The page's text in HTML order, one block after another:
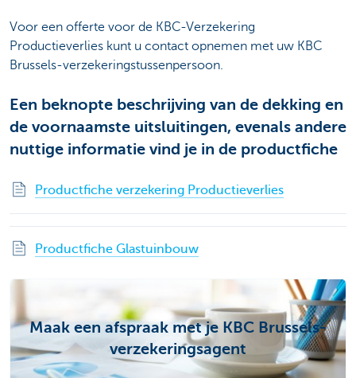
Voor een offerte voor de KBC-Verzekering
Productieverlies kunt u contact opnemen met uw KBC
Brussels-verzekeringstussenpersoon.
Een beknopte beschrijving van de dekking en
de voornaamste uitsluitingen, evenals andere
nuttige informatie vind je in de productfiche
Productfiche verzekering Productieverlies
Productfiche Glastuinbouw
Maak een afspraak met je KBC Brussels-
verzekeringsagent